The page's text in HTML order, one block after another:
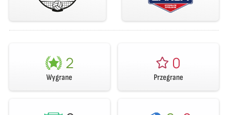
2
Wygrane
0
Przegrane